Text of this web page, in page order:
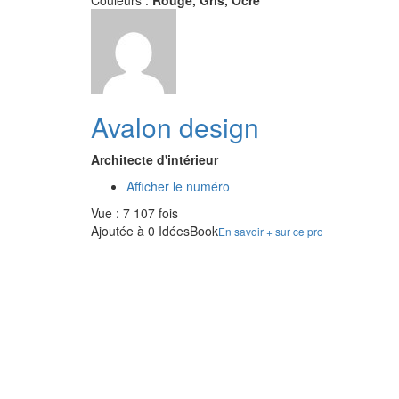
Avalon design
Architecte d'intérieur
Afficher le numéro
Vue : 7 107 fois
Ajoutée à 0 IdéesBookEn savoir + sur ce pro